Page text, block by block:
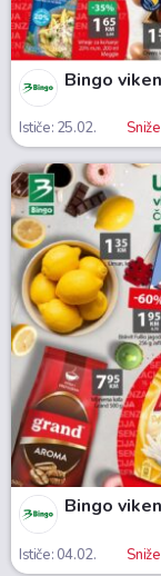
Bingo
Ističe: 25.02.
Bingo
Ističe: 04.02.